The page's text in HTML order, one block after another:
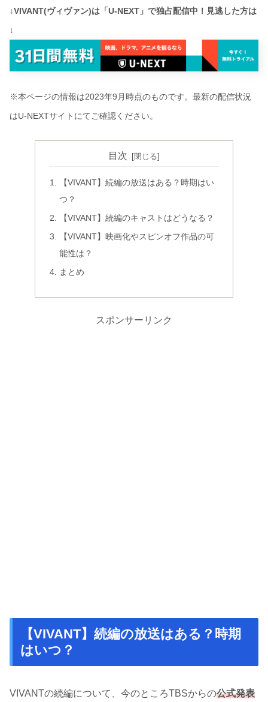
↓VIVANT(ヴィヴァン)は「U-NEXT」で独占配信中！見逃した方は
↓
※本ページの情報は2023年9月時点のものです。最新の配信状況
はU-NEXTサイトにてご確認ください。
目次
【VIVANT】続編の放送はある？時期はい
つ？
【VIVANT】続編のキャストはどうなる？
【VIVANT】映画化やスピンオフ作品の可
能性は？
まとめ
スポンサーリンク
【VIVANT】続編の放送はある？時期
はいつ？
VIVANTの続編について、今のところTBSからの公式発表